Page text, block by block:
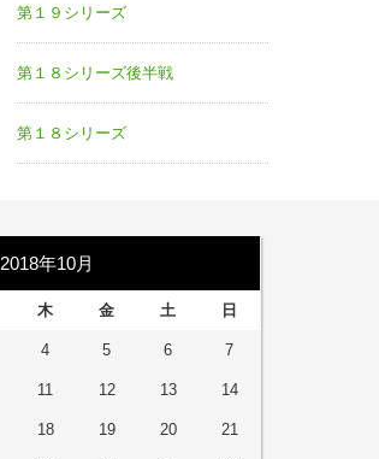
第１９シリーズ
第１８シリーズ後半戦
第１８シリーズ
2018年10月
木 金 土 日
4 5 6 7
11 12 13 14
18 19 20 21